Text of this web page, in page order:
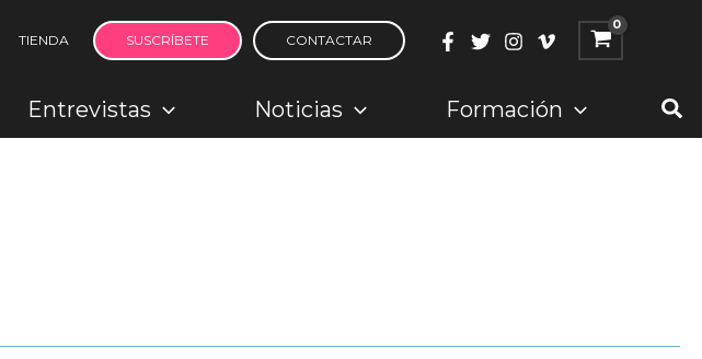
TIENDA SUSCRÍBETE CONTACTAR
Entrevistas Noticias Formación